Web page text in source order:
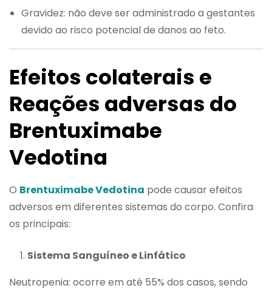
Gravidez: não deve ser administrado a gestantes
devido ao risco potencial de danos ao feto.
Efeitos colaterais e
Reações adversas do
Brentuximabe
Vedotina
O Brentuximabe Vedotina pode causar efeitos
adversos em diferentes sistemas do corpo. Confira
os principais:
Sistema Sanguíneo e Linfático
Neutropenia: ocorre em até 55% dos casos, sendo